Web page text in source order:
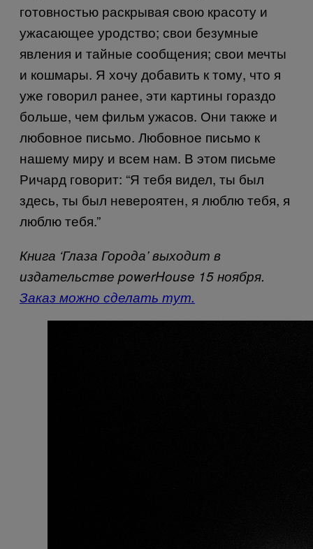
готовностью раскрывая свою красоту и
ужасающее уродство; свои безумные
явления и тайные сообщения; свои мечты
и кошмары. Я хочу добавить к тому, что я
уже говорил ранее, эти картины гораздо
больше, чем фильм ужасов. Они также и
любовное письмо. Любовное письмо к
нашему миру и всем нам. В этом письме
Ричард говорит: “Я тебя видел, ты был
здесь, ты был невероятен, я люблю тебя, я
люблю тебя.”
Книга ‘Глаза Города’ выходит в
издательстве powerHouse 15 ноября.
Заказ можно сделать тут.